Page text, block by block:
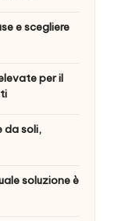
e scegliere
per il
da soli,
soluzione è